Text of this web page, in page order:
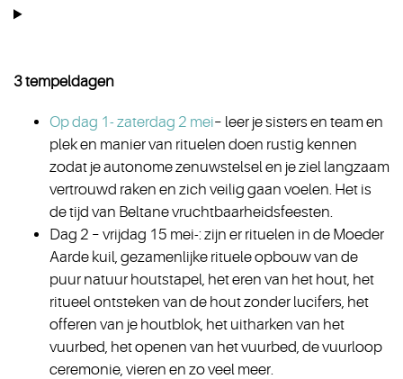
3 tempeldagen
Op dag 1- zaterdag 2 mei– leer je sisters en team en
plek en manier van rituelen doen rustig kennen
zodat je autonome zenuwstelsel en je ziel langzaam
vertrouwd raken en zich veilig gaan voelen. Het is
de tijd van Beltane vruchtbaarheidsfeesten.
Dag 2 – vrijdag 15 mei-: zijn er rituelen in de Moeder
Aarde kuil, gezamenlijke rituele opbouw van de
puur natuur houtstapel, het eren van het hout, het
ritueel ontsteken van de hout zonder lucifers, het
offeren van je houtblok, het uitharken van het
vuurbed, het openen van het vuurbed, de vuurloop
ceremonie, vieren en zo veel meer.